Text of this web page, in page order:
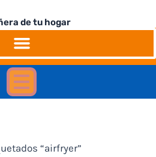
de tu hogar
“airfryer”